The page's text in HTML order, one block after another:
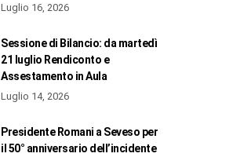
Luglio 16, 2026
Sessione di Bilancio: da martedì
21 luglio Rendiconto e
Assestamento in Aula
Luglio 14, 2026
Presidente Romani a Seveso per
il 50° anniversario dell’incidente